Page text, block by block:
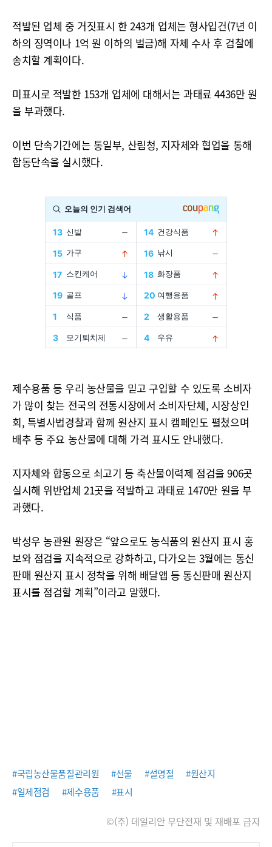
적발된 업체 중 거짓표시 한 243개 업체는 형사입건(7년 이
하의 징역이나 1억 원 이하의 벌금)해 자체 수사 후 검찰에
송치할 계획이다.
미표시로 적발한 153개 업체에 대해서는 과태료 4436만 원
을 부과했다.
이번 단속기간에는 통일부, 산림청, 지자체와 협업을 통해
합동단속을 실시했다.
제수용품 등 우리 농산물을 믿고 구입할 수 있도록 소비자
가 많이 찾는 전국의 전통시장에서 소비자단체, 시장상인
회, 특별사법경찰과 함께 원산지 표시 캠페인도 펼쳤으며
배추 등 주요 농산물에 대해 가격 표시도 안내했다.
지자체와 합동으로 쇠고기 등 축산물이력제 점검을 906곳
실시해 위반업체 21곳을 적발하고 과태료 1470만 원을 부
과했다.
박성우 농관원 원장은 “앞으로도 농식품의 원산지 표시 홍
보와 점검을 지속적으로 강화하고, 다가오는 3월에는 통신
판매 원산지 표시 정착을 위해 배달앱 등 통신판매 원산지
표시를 점검할 계획”이라고 말했다.
#국립농산물품질관리원 #선물 #설명절
#원산지
#일제점검
#제수용품 #표시
©(주) 데일리안 무단전재 및 재배포 금지